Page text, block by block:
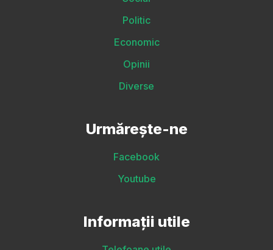
Politic
Economic
Opinii
Diverse
Urmărește-ne
Facebook
Youtube
Informații utile